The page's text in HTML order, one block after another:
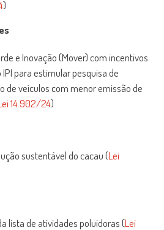
)
e Inovação (Mover) com incentivos
para estimular pesquisa de
de veículos com menor emissão de
14.902/24)
sustentável do cacau (Lei
lista de atividades poluidoras (Lei